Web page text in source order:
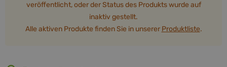
veröffentlicht, oder der Status des Produkts wurde auf
inaktiv gestellt.
Alle aktiven Produkte finden Sie in unserer Produktliste.